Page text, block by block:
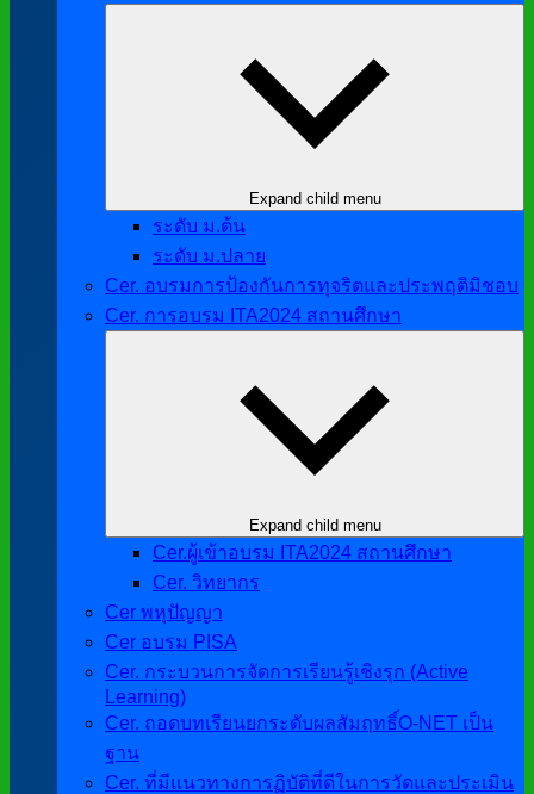
Expand child menu
ระดับ ม.ต้น
ระดับ ม.ปลาย
Cer. อบรมการป้องกันการทุจริตและประพฤติมิชอบ
Cer. การอบรม ITA2024 สถานศึกษา
Expand child menu
Cer.ผู้เข้าอบรม ITA2024 สถานศึกษา
Cer. วิทยากร
Cer พหุปัญญา
Cer อบรม PISA
Cer. กระบวนการจัดการเรียนรู้เชิงรุก (Active
Learning)
Cer. ถอดบทเรียนยกระดับผลสัมฤทธิ์O-NET เป็น
ฐาน
Cer. ที่มีแนวทางการฏิบัติที่ดีในการวัดและประเมิน